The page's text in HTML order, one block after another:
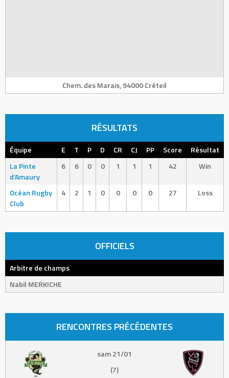
Chem. des Marais, 94000 Créteil
RÉSULTATS
Équipe E T P D CR CJ PP Score
Résultat
La Pinte
d’Amaury
6 6 0 0 1 1 1 42 Win
Océan Rugby
Club
4 2 1 0 0 0 0 27 Loss
OFFICIELS
Arbitre de champs
Nabil MERKICHE
RENCONTRES PRÉCÉDENTES
sam 21/01
(7)